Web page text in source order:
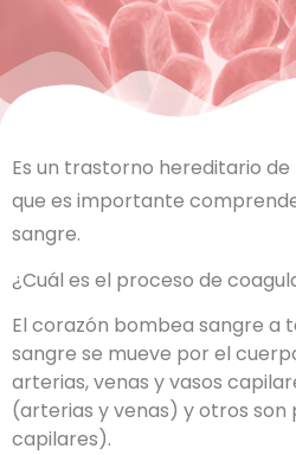
Es un trastorno hereditario
que es importante
sangre.
¿Cuál es el proceso de
El corazón bombea sangre a
sangre se mueve por el
arterias, venas y vasos
(arterias y venas) y otros son
capilares).